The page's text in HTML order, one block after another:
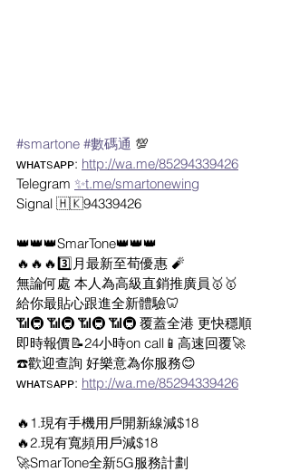
#smartone #數碼通 💯
ᴡʜᴀᴛsᴀᴘᴘ: http://wa.me/85294339426
Telegram ✨t.me/smartonewing
Signal 🇭🇰94339426
👑👑👑SmarTone👑👑👑
🔥🔥🔥3️⃣月最新至荀優惠 🧨
無論何處 本人為高級直銷推廣員🥇🥇
給你最貼心跟進全新體驗🦷
📶🚇 📶🚇 📶🚇 📶🚇 覆蓋全港 更快穩順
即時報價📝24小時on call📱高速回覆🚀
☎️歡迎查詢 好樂意為你服務😊
ᴡʜᴀᴛsᴀᴘᴘ: http://wa.me/85294339426
🔥1.現有手機用戶開新線減$18
🔥2.現有寬頻用戶減$18
🚀SmarTone全新5G服務計劃